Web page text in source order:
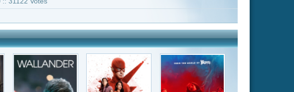
The Flash Gen V